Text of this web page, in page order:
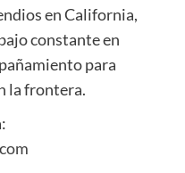
en California,
constante en
para
la frontera.